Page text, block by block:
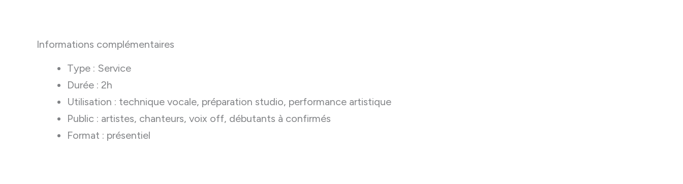
Informations complémentaires
Type : Service
Durée : 2h
Utilisation : technique vocale, préparation studio, performance artistique
Public : artistes, chanteurs, voix off, débutants à confirmés
Format : présentiel